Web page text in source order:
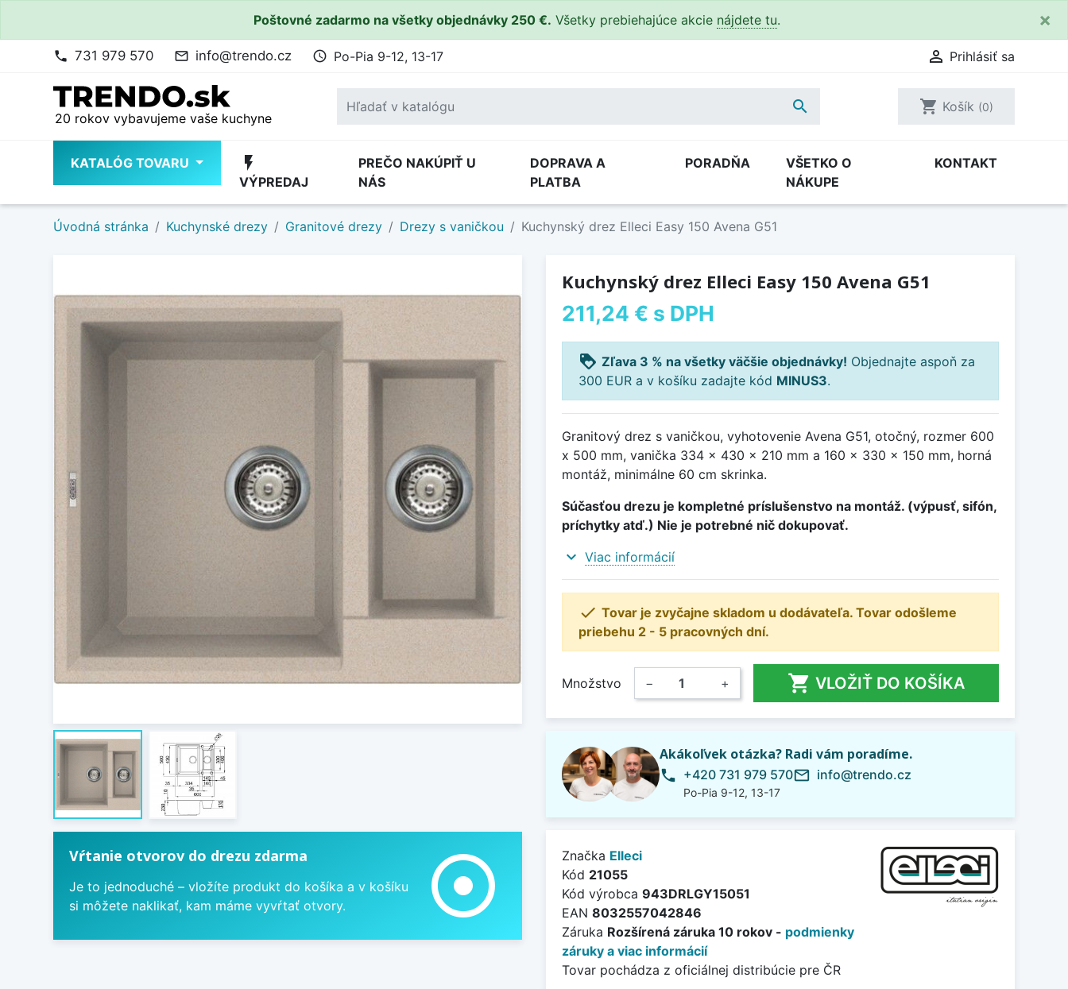
Poštovné zadarmo na všetky objednávky 250 €. Všetky prebiehajúce akcie nájdete tu. ×
phone 731 979 570 mail_outline info@trendo.cz access_time Po-Pia 9-12, 13-17  Prihlásiť sa
20 rokov vybavujeme vaše kuchyne
 shopping_cart Košík (0)
KATALÓG TOVARU flash_on
VÝPREDAJ
PREČO NAKÚPIŤ U
NÁS
DOPRAVA A
PLATBA
PORADŇA
VŠETKO O
NÁKUPE
KONTAKT
Úvodná stránka Kuchynské drezy Granitové drezy Drezy s vaničkou Kuchynský drez Elleci Easy 150 Avena G51
Vŕtanie otvorov do drezu zdarma
Je to jednoduché – vložíte produkt do košíka a v košíku
si môžete naklikať, kam máme vyvŕtať otvory.
adjust
Kuchynský drez Elleci Easy 150 Avena G51
211,24 € s DPH
loyalty Zľava 3 % na všetky väčšie objednávky! Objednajte aspoň za
300 EUR a v košíku zadajte kód MINUS3.
Granitový drez s vaničkou, vyhotovenie Avena G51, otočný, rozmer 600
x 500 mm, vanička 334 x 430 x 210 mm a 160 x 330 x 150 mm, horná
montáž, minimálne 60 cm skrinka.
Súčasťou drezu je kompletné príslušenstvo na montáž. (výpusť, sifón,
príchytky atď.) Nie je potrebné nič dokupovať.
expand_more Viac informácií
 Tovar je zvyčajne skladom u dodávateľa. Tovar odošleme
priebehu 2 - 5 pracovných dní.
Množstvo − +  VLOŽIŤ DO KOŠÍKA
Akákoľvek otázka? Radi vám poradíme.
phone +420 731 979 570
Po-Pia 9-12, 13-17
mail_outline info@trendo.cz
Značka Elleci
Kód 21055
Kód výrobca 943DRLGY15051
EAN 8032557042846
Záruka Rozšírená záruka 10 rokov - podmienky
záruky a viac informácií
Tovar pochádza z oficiálnej distribúcie pre ČR